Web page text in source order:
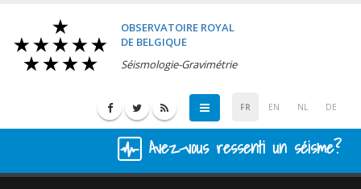
OBSERVATOIRE ROYAL
DE BELGIQUE
Séismologie-Gravimétrie
FR EN NL DE
Avez-vous ressenti un séisme?